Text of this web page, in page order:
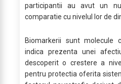
participantii au avut un
comparatie cu nivelul lor de
Biomarkerii sunt molecule
indica prezenta unei
descoperit o crestere a
pentru protectia oferita